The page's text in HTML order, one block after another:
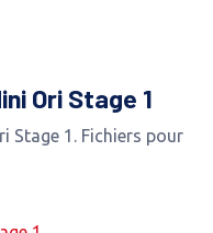
Ori Stage 1
Stage 1. Fichiers pour